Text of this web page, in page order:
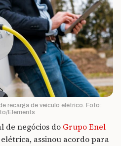
recarga de veículo elétrico. Foto:
Elements
de negócios do Grupo Enel
assinou acordo para